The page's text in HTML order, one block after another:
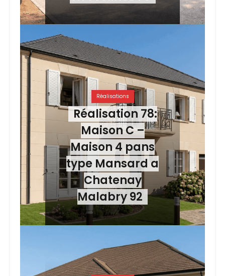
Réalisations
Réalisation 78:
Maison C –
Maison 4 pans
type Mansard a
Chatenay
Malabry 92